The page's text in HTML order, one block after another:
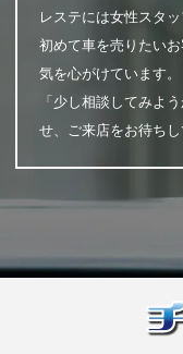
レステには女性スタ
初めて車を売りたい
気を心がけています。
「少し相談してみよ
せ、ご来店をお待ちし